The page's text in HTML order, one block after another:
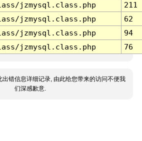
jzmysql.class.php
211
jzmysql.class.php
62
jzmysql.class.php
94
jzmysql.class.php 76
出错信息详细记录, 由此给您带来的访问不便我
们深感歉意.